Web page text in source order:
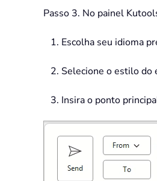
Passo 3. No painel
Escolha seu idioma
Selecione o estilo do
Insira o ponto